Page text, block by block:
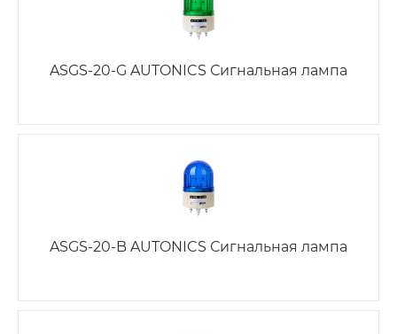
ASGS-20-G AUTONICS Сигнальная лампа
ASGS-20-B AUTONICS Сигнальная лампа